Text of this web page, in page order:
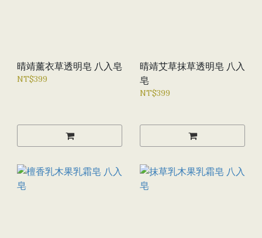
晴靖薰衣草透明皂 八入皂
NT$399
晴靖艾草抹草透明皂 八入
皂
NT$399